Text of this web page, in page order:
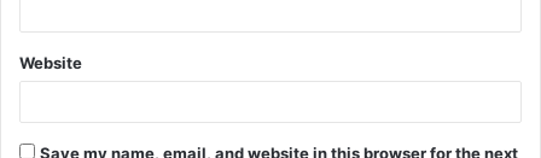
Website
Save my name, email, and website in this browser for the next